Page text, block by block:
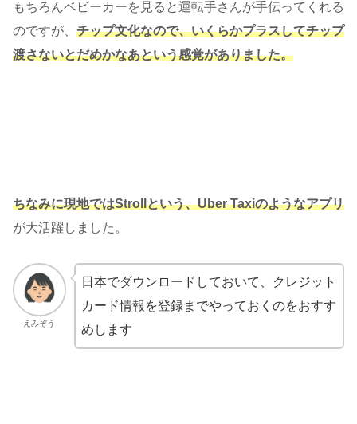
もちろんベビーカーを見ると運転手さんが手伝ってくれる
のですが、 チップ文化なので、いくらかプラスしてチップ
渡さないとだめかなあという感覚がありました。
ちなみに現地ではStrollという、Uber Taxiのようなアプリ
が大活躍しました。
えみぞう
日本でダウンロードしておいて、クレジット
カード情報を登録までやっておくのをおすす
めします